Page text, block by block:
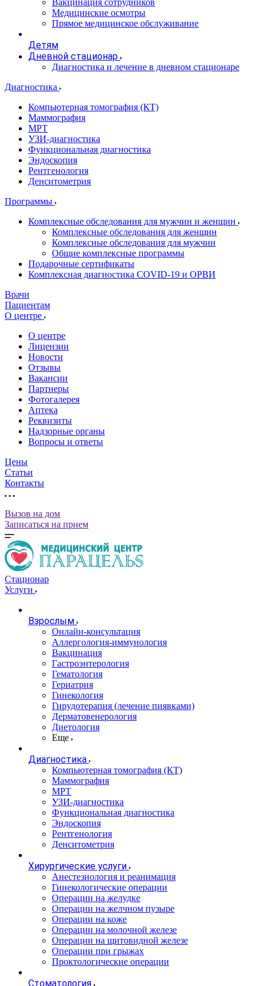
Вакцинация сотрудников
Медицинские осмотры
Прямое медицинское обслуживание
Детям
Дневной стационар
Диагностика и лечение в дневном стационаре
Диагностика
Компьютерная томография (КТ)
Маммография
МРТ
УЗИ-диагностика
Функциональная диагностика
Эндоскопия
Рентгенология
Денситометрия
Программы
Комплексные обследования для мужчин и женщин
Комплексные обследования для женщин
Комплексные обследования для мужчин
Общие комплексные программы
Подарочные сертификаты
Комплексная диагностика COVID-19 и ОРВИ
Врачи
Пациентам
О центре
О центре
Лицензии
Новости
Отзывы
Вакансии
Партнеры
Фотогалерея
Аптека
Реквизиты
Надзорные органы
Вопросы и ответы
Цены
Статьи
Контакты
Вызов на дом
Записаться на прием
Стационар
Услуги
Взрослым
Онлайн-консультация
Аллергология-иммунология
Вакцинация
Гастроэнтерология
Гематология
Гериатрия
Гинекология
Гирудотерапия (лечение пиявками)
Дерматовенерология
Диетология
Еще
Диагностика
Компьютерная томография (КТ)
Маммография
МРТ
УЗИ-диагностика
Функциональная диагностика
Эндоскопия
Рентгенология
Денситометрия
Хирургические услуги
Анестезиология и реанимация
Гинекологические операции
Операции на желудке
Операции на желчном пузыре
Операции на коже
Операции на молочной железе
Операции на щитовидной железе
Операции при грыжах
Проктологические операции
Стоматология